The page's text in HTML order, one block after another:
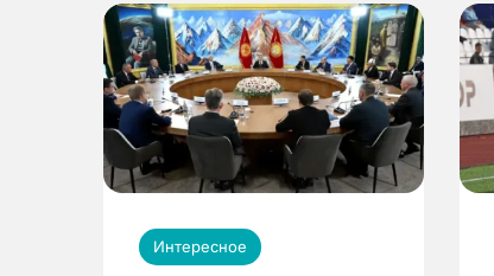
Интересное